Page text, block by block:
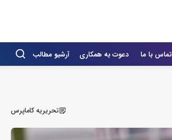
تماس با ما دعوت به همکاری آرشیو مطالب
تحریریه کاماپرس